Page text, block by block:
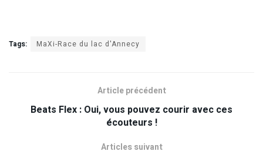
Tags: MaXi-Race du lac d'Annecy
Article précédent
Beats Flex : Oui, vous pouvez courir avec ces
écouteurs !
Articles suivant